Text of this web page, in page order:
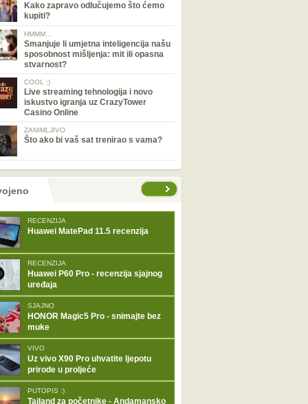
Kako zapravo odlučujemo što ćemo
kupiti?
HMMM...
Smanjuje li umjetna inteligencija našu
sposobnost mišljenja: mit ili opasna
stvarnost?
COOL ;)
Live streaming tehnologija i novo
iskustvo igranja uz CrazyTower
Casino Online
ZANIMLJIVO
Što ako bi vaš sat trenirao s vama?
RECENZIJA
Huawei MatePad 11.5 recenzija
RECENZIJA
Huawei P60 Pro - recenzija sjajnog
uređaja
SJAJNO
HONOR Magic5 Pro - snimajte bez
muke
VIVO
Uz vivo X90 Pro uhvatite ljepotu
prirode u proljeće
PUTOPIS :)
Tajland za početnike - Andamansko